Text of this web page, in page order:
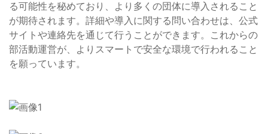
る可能性を秘めており、より多くの団体に導入されること
が期待されます。詳細や導入に関する問い合わせは、公式
サイトや連絡先を通じて行うことができます。これからの
部活動運営が、よりスマートで安全な環境で行われること
を願っています。